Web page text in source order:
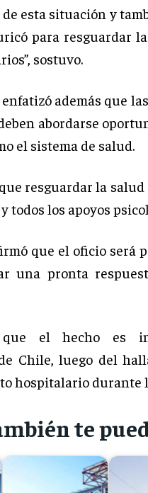
esta situación y
para resguardar
sostuvo.
además que
abordarse
el sistema de salud.
resguardar la
todos los apoyos
que el oficio será
una pronta
que el hecho es
Chile, luego del
hospitalario durante
te